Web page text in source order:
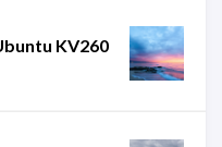
KV260